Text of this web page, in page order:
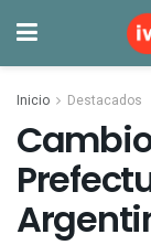
Inicio Destacados